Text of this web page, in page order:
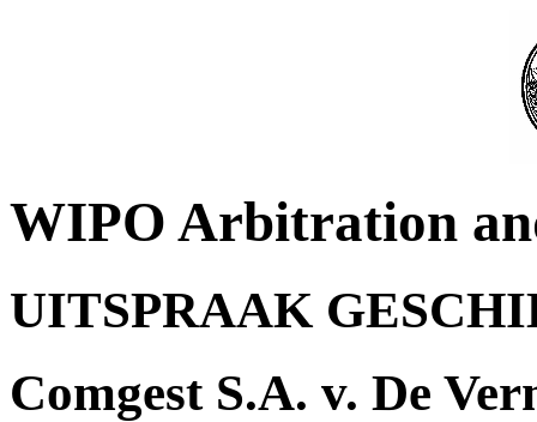
WIPO Arbitration
UITSPRAAK
Comgest S.A. v. De